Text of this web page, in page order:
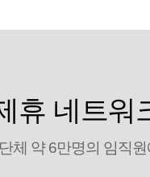
휴 네트워
체 약 6만명의 임직